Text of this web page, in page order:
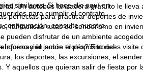
similares. Si hace clic aquí en
para cumplir el contrato.
configuración, consulte nuestra
información sobre el propósito del
Un autobús lanzadera gratuito le
perfectas para practicar deportes de
fantásticas rutas de senderismo en
pueden disfrutar de un ambiente
queso y el jamón tirolés? Entonces
los deportes, las excursiones, el
aquellos que quieran salir de fiesta por